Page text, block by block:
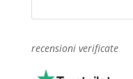
recensioni verificate